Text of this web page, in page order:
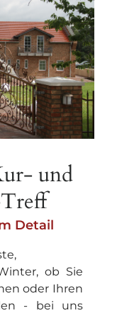
und
Detail
ob Sie
oder Ihren
- bei uns